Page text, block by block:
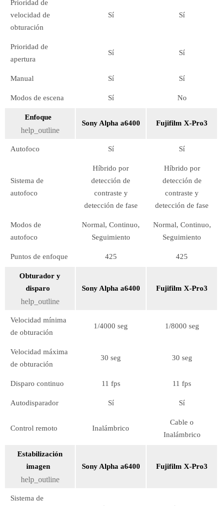
Prioridad de
velocidad de
obturación
Sí Sí
Prioridad de
apertura
Sí Sí
Manual Sí Sí
Modos de escena Sí No
Enfoque
help_outline
Sony Alpha a6400 Fujifilm X-Pro3
Autofoco Sí Sí
Sistema de
autofoco
Híbrido por
detección de
contraste y
detección de fase
Híbrido por
detección de
contraste y
detección de fase
Modos de
autofoco
Normal, Continuo,
Seguimiento
Normal, Continuo,
Seguimiento
Puntos de enfoque 425 425
Obturador y
disparo
help_outline
Sony Alpha a6400 Fujifilm X-Pro3
Velocidad mínima
de obturación
1/4000 seg 1/8000 seg
Velocidad máxima
de obturación
30 seg 30 seg
Disparo continuo 11 fps 11 fps
Autodisparador Sí Sí
Control remoto Inalámbrico
Cable o
Inalámbrico
Estabilización
imagen
help_outline
Sony Alpha a6400 Fujifilm X-Pro3
Sistema de